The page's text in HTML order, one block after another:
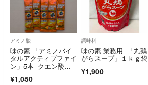
アミノ酸
味の素 「アミノバイ
タルアクティブファイ
ン」5本 クエン酸チ
¥1,050
調味料
味の素 業務用 「丸鶏
がらスープ」１ｋｇ袋
¥1,900